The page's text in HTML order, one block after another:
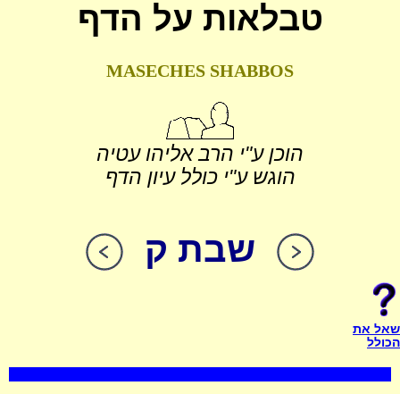
טבלאות על הדף
MASECHES SHABBOS
הוכן ע"י הרב אליהו עטיה
הוגש ע"י כולל עיון הדף
שבת ק
שאל את
הכולל